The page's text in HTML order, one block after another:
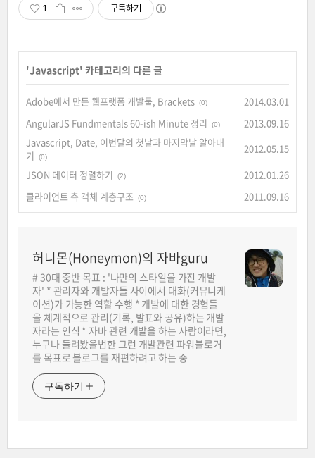
1 구독하기
'Javascript' 카테고리의 다른 글
Adobe에서 만든 웹프랫폼 개발툴, Brackets (0)
2014.03.01
AngularJS Fundmentals 60-ish Minute 정리
(0)
2013.09.16
Javascript, Date, 이번달의 첫날과 마지막날 알아내
기
(0)
2012.05.15
JSON 데이터 정렬하기
(2)
2012.01.26
클라이언트 측 객체 계층구조
(0) 2011.09.16
허니몬(Honeymon)의 자바guru
# 30대 중반 목표 : '나만의 스타일을 가진 개발
자' * 관리자와 개발자들 사이에서 대화(커뮤니케
이션)가 가능한 역할 수행 * 개발에 대한 경험들
을 체계적으로 관리(기록, 발표와 공유)하는 개발
자라는 인식 * 자바 관련 개발을 하는 사람이라면,
누구나 들려봤을법한 그런 개발관련 파워블로거
를 목표로 블로그를 재편하려고 하는 중
구독하기